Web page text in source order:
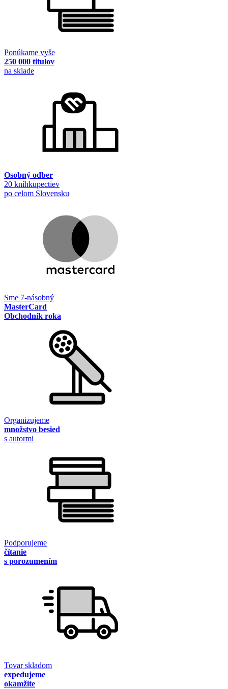
Ponúkame vyše
250 000 titulov
na sklade
Osobný odber
20 kníhkupectiev
po celom Slovensku
Sme 7-násobný
MasterCard
Obchodník roka
Organizujeme
množstvo besied
s autormi
Podporujeme
čítanie
s porozumením
Tovar skladom
expedujeme
okamžite